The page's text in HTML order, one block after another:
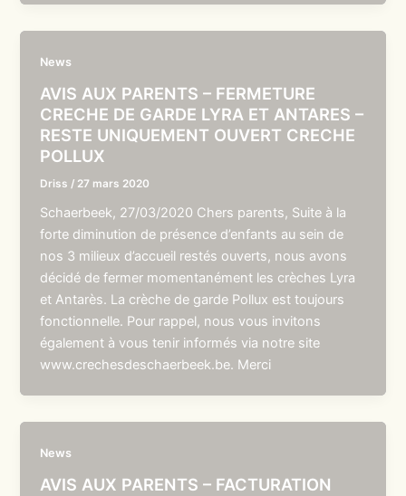
News
AVIS AUX PARENTS – FERMETURE
CRECHE DE GARDE LYRA ET ANTARES –
RESTE UNIQUEMENT OUVERT CRECHE
POLLUX
Driss / 27 mars 2020
Schaerbeek, 27/03/2020 Chers parents, Suite à la
forte diminution de présence d’enfants au sein de
nos 3 milieux d’accueil restés ouverts, nous avons
décidé de fermer momentanément les crèches Lyra
et Antarès. La crèche de garde Pollux est toujours
fonctionnelle. Pour rappel, nous vous invitons
également à vous tenir informés via notre site
www.crechesdeschaerbeek.be. Merci
News
AVIS AUX PARENTS – FACTURATION